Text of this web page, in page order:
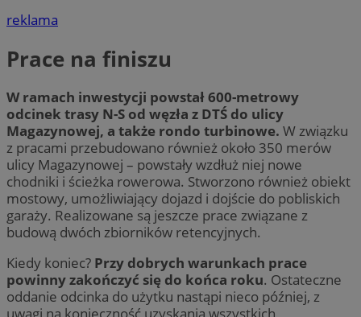
reklama
Prace na finiszu
W ramach inwestycji powstał 600-metrowy
odcinek trasy N-S od węzła z DTŚ do ulicy
Magazynowej, a także rondo turbinowe. W związku
z pracami przebudowano również około 350 merów
ulicy Magazynowej – powstały wzdłuż niej nowe
chodniki i ścieżka rowerowa. Stworzono również obiekt
mostowy, umożliwiający dojazd i dojście do pobliskich
garaży. Realizowane są jeszcze prace związane z
budową dwóch zbiorników retencyjnych.
Kiedy koniec? Przy dobrych warunkach prace
powinny zakończyć się do końca roku. Ostateczne
oddanie odcinka do użytku nastąpi nieco później, z